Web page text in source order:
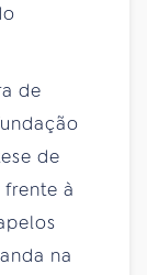
de
de
à
na